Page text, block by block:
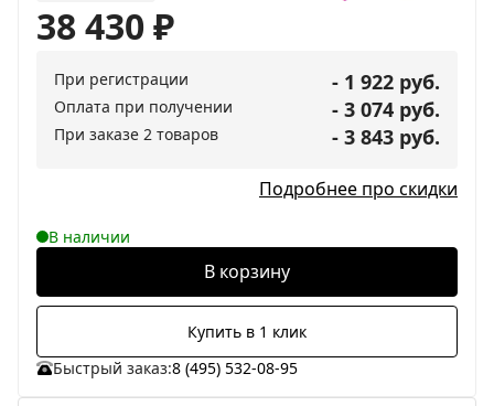
38 430₽
При регистрации - 1 922 руб.
Оплата при получении - 3 074 руб.
При заказе 2 товаров - 3 843 руб.
Подробнее про скидки
В наличии
В корзину
Купить в 1 клик
Быстрый заказ:8 (495) 532-08-95